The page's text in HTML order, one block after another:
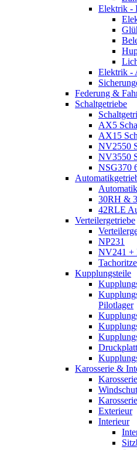
Elektrik -
Elektrik -
Federung &
Schaltgetriebe
AX5
AX15
NV2550
NV3550
NSG370
30RH &
42RLE
Verteilergetriebe
NP231
NV241 +
Kupplungsteile
Pilotlager
Karosserie &
Exterieur
Interieur